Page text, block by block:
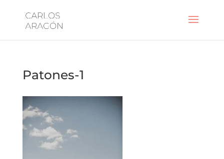
Patones-1